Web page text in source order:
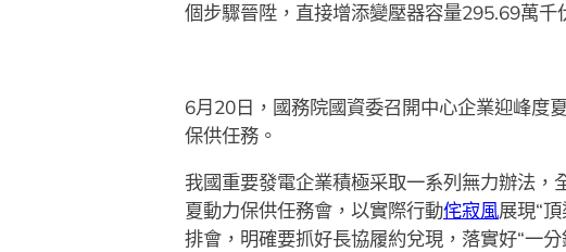
個步驟晉陞，直接增添變壓器容量295.69萬千
6月20日，國務院國資委召開中心企業迎峰度
保供任務。
我國重要發電企業積極采取一系列無力辦法，
夏動力保供任務會，以實際行動侘寂風展現“
排會，明確要抓好長協履約兌現，落實好“一